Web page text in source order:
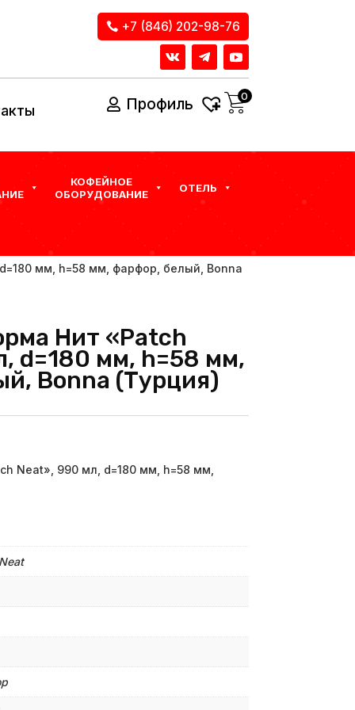
+7 (846) 202-98-76
Профиль 0
КОФЕЙНОЕ
ОБОРУДОВАНИЕ
ОТЕЛЬ
мм, h=58 мм, фарфор, белый, Bonna
Нит «Patch
d=180 мм, h=58 мм,
Bonna (Турция)
Neat», 990 мл, d=180 мм, h=58 мм,